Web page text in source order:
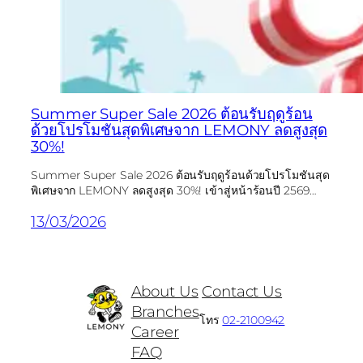
Summer Super Sale 2026 ต้อนรับฤดูร้อน
ด้วยโปรโมชันสุดพิเศษจาก LEMONY ลดสูงสุด
30%!
Summer Super Sale 2026 ต้อนรับฤดูร้อนด้วยโปรโมชันสุด
พิเศษจาก LEMONY ลดสูงสุด 30%! เข้าสู่หน้าร้อนปี 2569…
13/03/2026
About Us
Branches
Career
FAQ
Contact Us
โทร02-2100942